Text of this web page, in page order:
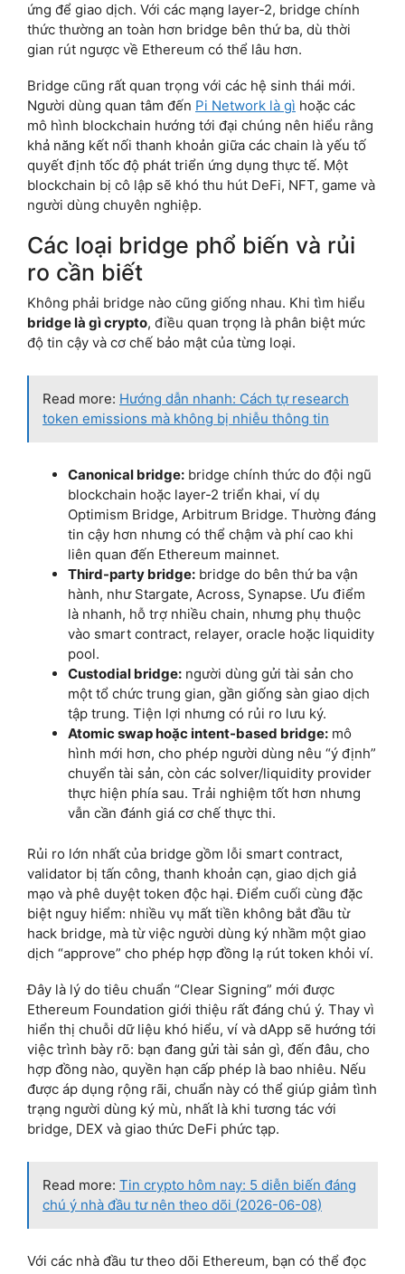
ứng để giao dịch. Với các mạng layer-2, bridge chính
thức thường an toàn hơn bridge bên thứ ba, dù thời
gian rút ngược về Ethereum có thể lâu hơn.
Bridge cũng rất quan trọng với các hệ sinh thái mới.
Người dùng quan tâm đến Pi Network là gì hoặc các
mô hình blockchain hướng tới đại chúng nên hiểu rằng
khả năng kết nối thanh khoản giữa các chain là yếu tố
quyết định tốc độ phát triển ứng dụng thực tế. Một
blockchain bị cô lập sẽ khó thu hút DeFi, NFT, game và
người dùng chuyên nghiệp.
Các loại bridge phổ biến và rủi
ro cần biết
Không phải bridge nào cũng giống nhau. Khi tìm hiểu
bridge là gì crypto, điều quan trọng là phân biệt mức
độ tin cậy và cơ chế bảo mật của từng loại.
Read more: Hướng dẫn nhanh: Cách tự research
token emissions mà không bị nhiễu thông tin
Canonical bridge: bridge chính thức do đội ngũ
blockchain hoặc layer-2 triển khai, ví dụ
Optimism Bridge, Arbitrum Bridge. Thường đáng
tin cậy hơn nhưng có thể chậm và phí cao khi
liên quan đến Ethereum mainnet.
Third-party bridge: bridge do bên thứ ba vận
hành, như Stargate, Across, Synapse. Ưu điểm
là nhanh, hỗ trợ nhiều chain, nhưng phụ thuộc
vào smart contract, relayer, oracle hoặc liquidity
pool.
Custodial bridge: người dùng gửi tài sản cho
một tổ chức trung gian, gần giống sàn giao dịch
tập trung. Tiện lợi nhưng có rủi ro lưu ký.
Atomic swap hoặc intent-based bridge: mô
hình mới hơn, cho phép người dùng nêu “ý định”
chuyển tài sản, còn các solver/liquidity provider
thực hiện phía sau. Trải nghiệm tốt hơn nhưng
vẫn cần đánh giá cơ chế thực thi.
Rủi ro lớn nhất của bridge gồm lỗi smart contract,
validator bị tấn công, thanh khoản cạn, giao dịch giả
mạo và phê duyệt token độc hại. Điểm cuối cùng đặc
biệt nguy hiểm: nhiều vụ mất tiền không bắt đầu từ
hack bridge, mà từ việc người dùng ký nhầm một giao
dịch “approve” cho phép hợp đồng lạ rút token khỏi ví.
Đây là lý do tiêu chuẩn “Clear Signing” mới được
Ethereum Foundation giới thiệu rất đáng chú ý. Thay vì
hiển thị chuỗi dữ liệu khó hiểu, ví và dApp sẽ hướng tới
việc trình bày rõ: bạn đang gửi tài sản gì, đến đâu, cho
hợp đồng nào, quyền hạn cấp phép là bao nhiêu. Nếu
được áp dụng rộng rãi, chuẩn này có thể giúp giảm tình
trạng người dùng ký mù, nhất là khi tương tác với
bridge, DEX và giao thức DeFi phức tạp.
Read more: Tin crypto hôm nay: 5 diễn biến đáng
chú ý nhà đầu tư nên theo dõi (2026-06-08)
Với các nhà đầu tư theo dõi Ethereum, bạn có thể đọc